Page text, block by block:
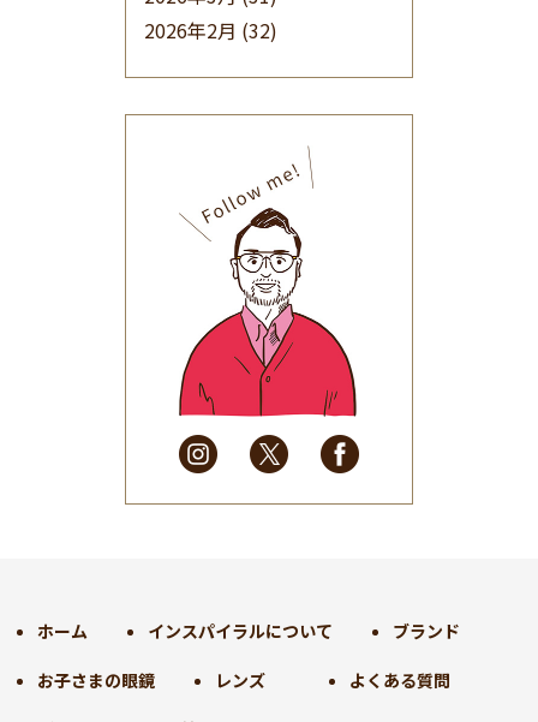
2026年2月 (32)
(32)
2025年9月(30)
2025年8月(31)
2025年7月(37)
2025年6月(48)
2025年5月
(41)
2025年4月
(32)
2025年3月(31)
2025年2月
(28)
2025年1月
(34)
2024年9月(30)
2024年7月(31)
ホーム インスパイラルについて ブランド
お子さまの眼鏡 レンズ よくある質問